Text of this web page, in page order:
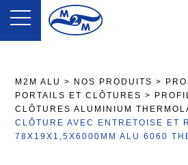
M2M ALU > NOS PRODUITS >
PORTAILS ET CLÔTURES>
CLÔTURES ALUMINIUM
CLÔTURE AVEC ENTRETOISE ET
78X19X1,5X6000MM ALU 6060